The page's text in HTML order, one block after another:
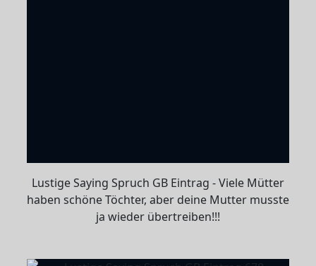
Lustige Saying Spruch GB Eintrag - Viele Mütter
haben schöne Töchter, aber deine Mutter musste
ja wieder übertreiben!!!